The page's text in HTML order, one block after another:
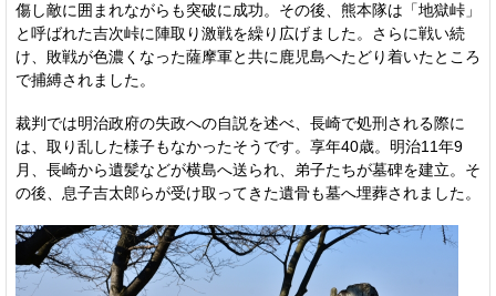
傷し敵に囲まれながらも突破に成功。その後、熊本隊は「地獄峠」
と呼ばれた吉次峠に陣取り激戦を繰り広げました。さらに戦い続
け、敗戦が色濃くなった薩摩軍と共に鹿児島へたどり着いたところ
で捕縛されました。
裁判では明治政府の失政への自説を述べ、長崎で処刑される際に
は、取り乱した様子もなかったそうです。享年40歳。明治11年9
月、長崎から遺髪などが横島へ送られ、弟子たちが墓碑を建立。そ
の後、息子吉太郎らが受け取ってきた遺骨も墓へ埋葬されました。